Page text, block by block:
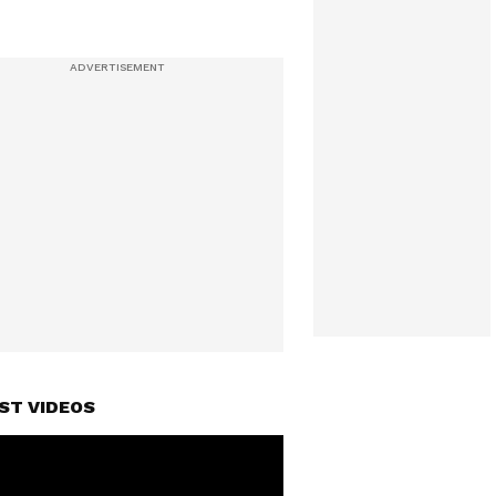
VIDEOS